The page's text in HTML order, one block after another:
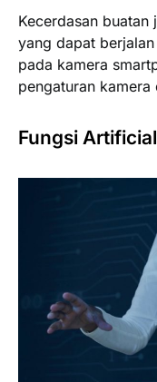
Kecerdasan
yang dapat
pada kamera
pengaturan
Fungsi